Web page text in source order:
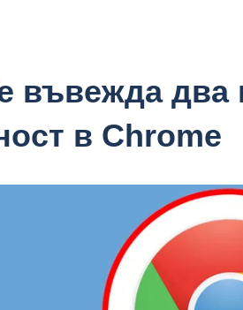
въвежда два
в Chrome